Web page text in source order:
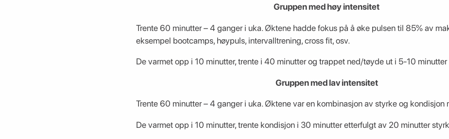
Gruppen med høy intensitet
Trente 60 minutter – 4 ganger i uka. Øktene hadde fokus på å øke pulsen til 85% av
eksempel bootcamps, høypuls, intervalltrening, cross fit, osv.
De varmet opp i 10 minutter, trente i 40 minutter og trappet ned/tøyde ut i 5-10 minutter
Gruppen med lav intensitet
Trente 60 minutter – 4 ganger i uka. Øktene var en kombinasjon av styrke og kondisjon
De varmet opp i 10 minutter, trente kondisjon i 30 minutter etterfulgt av 20 minutter